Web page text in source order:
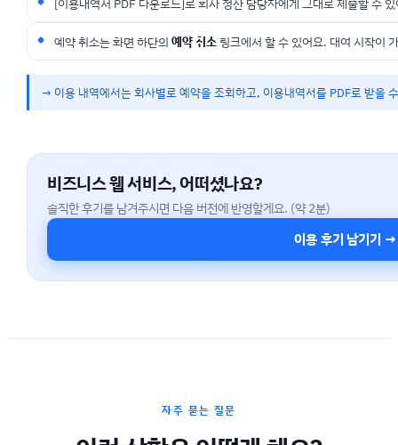
예약 취소는 화면 하단의 예약 취소 링크에서 할 수 있어요. 대여 시작이
→ 이용 내역에서는 회사별로 예약을 조회하고, 이용내역서를 PDF로 받을
비즈니스 웹 서비스, 어떠셨나요?
솔직한 후기를 남겨주시면 다음 버전에 반영할게요. (약 2분)
이용 후기 남기기 →
자주 묻는 질문